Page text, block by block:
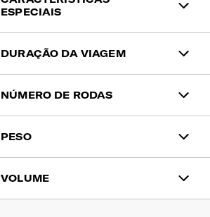
ESPECIAIS
Mais Sustentável
Personalizável
DURAÇÃO DA VIAGEM
Duração da Viagem
NÚMERO DE RODAS
PESO
VOLUME